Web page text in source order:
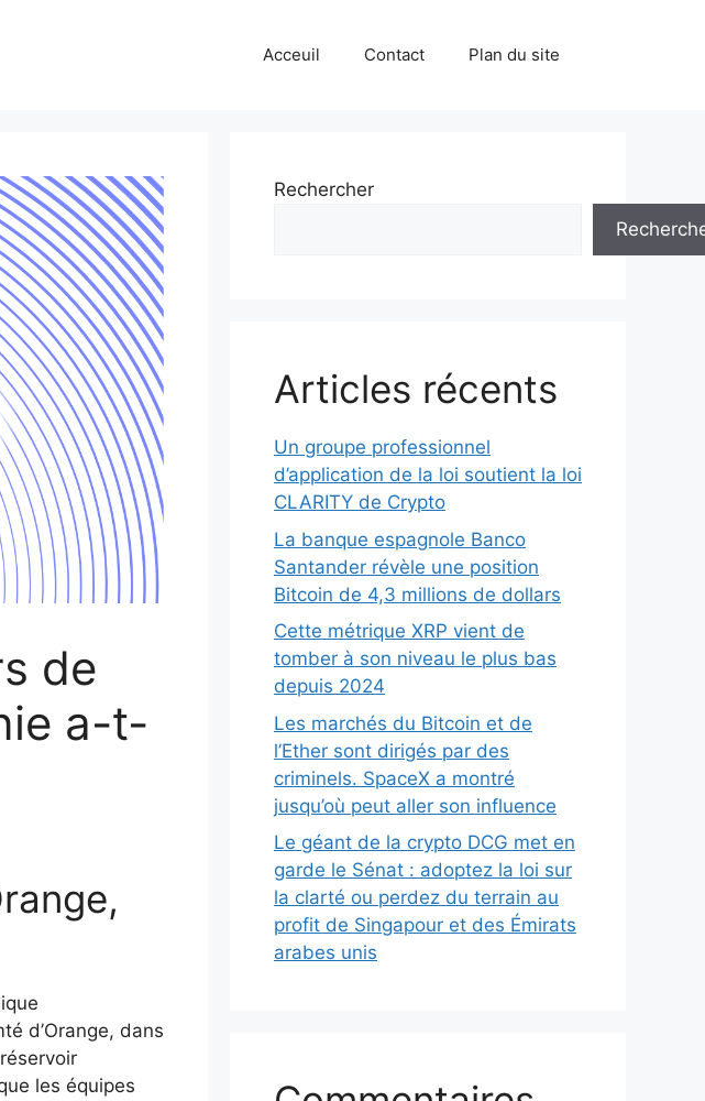
Acceuil Contact Plan du site
de
a-t-
d’Orange, dans
les équipes
Rechercher
Articles récents
Un groupe professionnel
d’application de la loi soutient la loi
CLARITY de Crypto
La banque espagnole Banco
Santander révèle une position
Bitcoin de 4,3 millions de dollars
Cette métrique XRP vient de
tomber à son niveau le plus bas
depuis 2024
Les marchés du Bitcoin et de
l’Ether sont dirigés par des
criminels. SpaceX a montré
jusqu’où peut aller son influence
Le géant de la crypto DCG met en
garde le Sénat : adoptez la loi sur
la clarté ou perdez du terrain au
profit de Singapour et des Émirats
arabes unis